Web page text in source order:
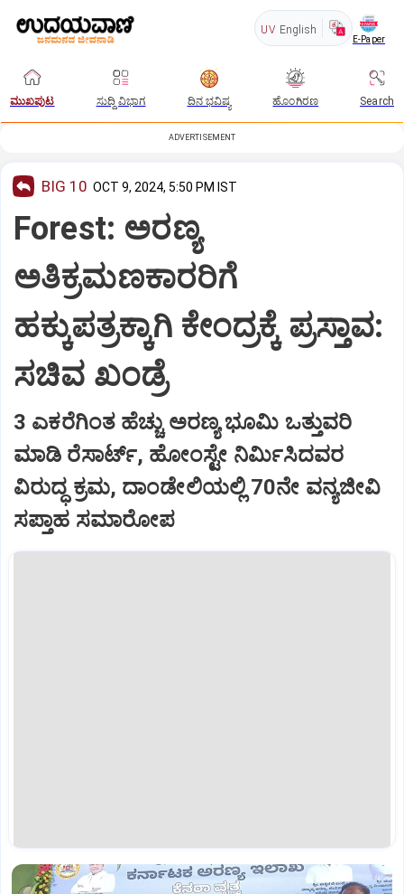
UV English
E-Paper
ಮುಖಪುಟ ಸುದ್ದಿ ವಿಭಾಗ ದಿನ ಭವಿಷ್ಯ ಹೊಂಗಿರಣ Search
ADVERTISEMENT
BIG 10 OCT 9, 2024, 5:50 PM IST
Forest: ಅರಣ್ಯ
ಅತಿಕ್ರಮಣಕಾರರಿಗೆ
ಹಕ್ಕುಪತ್ರಕ್ಕಾಗಿ ಕೇಂದ್ರಕ್ಕೆ ಪ್ರಸ್ತಾವ:
ಸಚಿವ ಖಂಡ್ರೆ
3 ಎಕರೆಗಿಂತ ಹೆಚ್ಚು ಅರಣ್ಯ ಭೂಮಿ ಒತ್ತುವರಿ
ಮಾಡಿ ರೆಸಾರ್ಟ್, ಹೋಂಸ್ಟೇ ನಿರ್ಮಿಸಿದವರ
ವಿರುದ್ಧ ಕ್ರಮ, ದಾಂಡೇಲಿಯಲ್ಲಿ 70ನೇ ವನ್ಯಜೀವಿ
ಸಪ್ತಾಹ ಸಮಾರೋಪ